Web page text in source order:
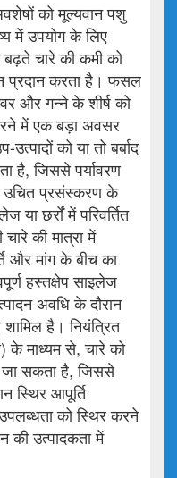
को मूल्यवान पशु
में उपयोग के लिए
चारे की कमी को
प्रदान करता है। फसल
और गन्ने के शीर्ष को
में एक बड़ा अवसर
को या तो बर्बाद
है, जिससे पर्यावरण
उचित प्रसंस्करण के
या छर्रों में परिवर्तित
की मात्रा में
और मांग के बीच का
हस्तक्षेप साइलेज
अवधि के दौरान
है। नियंत्रित
के माध्यम से, चारे को
जा सकता है, जिससे
स्थिर आपूर्ति
को स्थिर करने
की उत्पादकता में